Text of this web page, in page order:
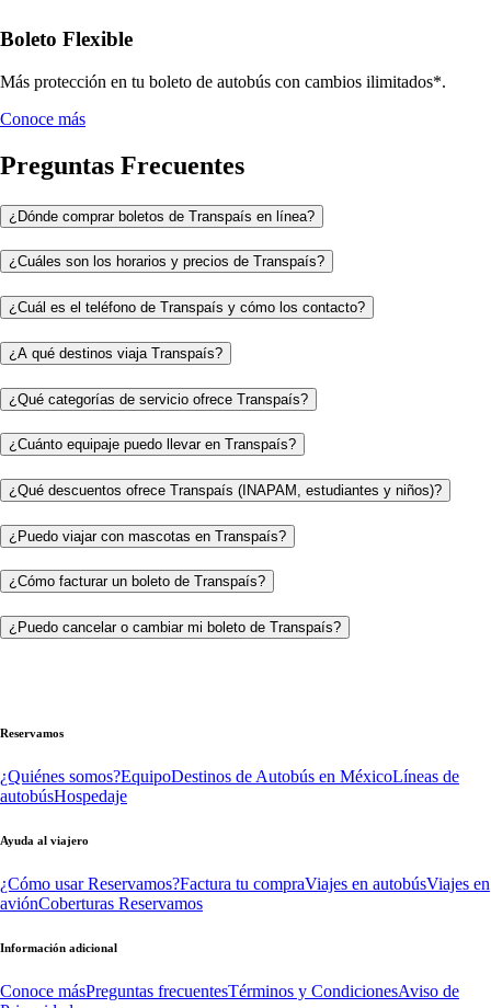
Boleto Flexible
Más protección en tu boleto de autobús con cambios ilimitados*.
Conoce más
Preguntas Frecuentes
¿Dónde comprar boletos de Transpaís en línea?
¿Cuáles son los horarios y precios de Transpaís?
¿Cuál es el teléfono de Transpaís y cómo los contacto?
¿A qué destinos viaja Transpaís?
¿Qué categorías de servicio ofrece Transpaís?
¿Cuánto equipaje puedo llevar en Transpaís?
¿Qué descuentos ofrece Transpaís (INAPAM, estudiantes y niños)?
¿Puedo viajar con mascotas en Transpaís?
¿Cómo facturar un boleto de Transpaís?
¿Puedo cancelar o cambiar mi boleto de Transpaís?
Reservamos
¿Quiénes somos?EquipoDestinos de Autobús en MéxicoLíneas de
autobúsHospedaje
Ayuda al viajero
¿Cómo usar Reservamos?Factura tu compraViajes en autobúsViajes en
aviónCoberturas Reservamos
Información adicional
Conoce másPreguntas frecuentesTérminos y CondicionesAviso de